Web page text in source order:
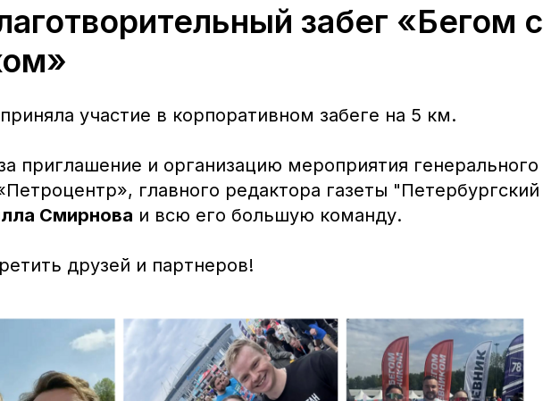
забег «Бегом с
участие в корпоративном забеге на 5 км.
приглашение и организацию мероприятия генерального
главного редактора газеты "Петербургский
Смирнова и всю его большую команду.
друзей и партнеров!